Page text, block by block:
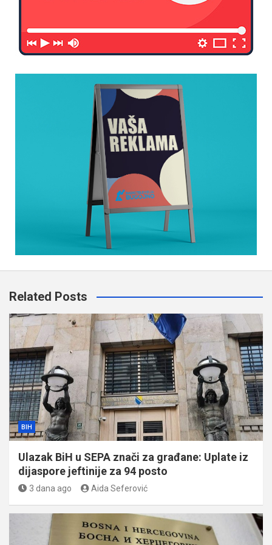
Related Posts
BIH
Ulazak BiH u SEPA znači za građane: Uplate iz
dijaspore jeftinije za 94 posto
3 dana ago Aida Seferović